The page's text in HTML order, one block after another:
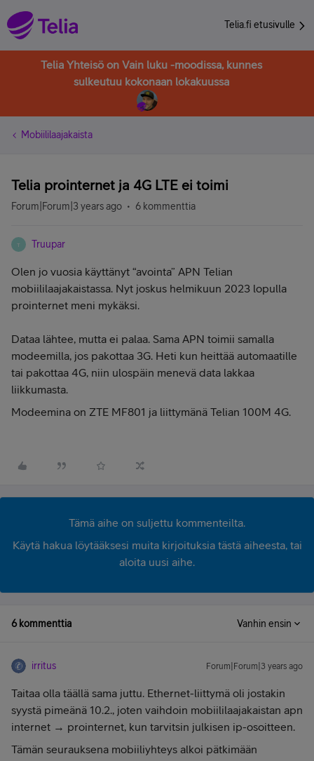
Telia.fi etusivulle
Telia Yhteisö on Vain luku -moodissa, kunnes
sulkeutuu kokonaan lokakuussa
Mobiililaajakaista
Telia prointernet ja 4G LTE ei toimi
Forum|Forum|3 years ago 6 kommenttia
T Truupar
Olen jo vuosia käyttänyt “avointa” APN Telian
mobiililaajakaistassa. Nyt joskus helmikuun 2023 lopulla
prointernet meni mykäksi.
Dataa lähtee, mutta ei palaa. Sama APN toimii samalla
modeemilla, jos pakottaa 3G. Heti kun heittää automaatille
tai pakottaa 4G, niin ulospäin menevä data lakkaa
liikkumasta.
Modeemina on ZTE MF801 ja liittymänä Telian 100M 4G.
Tämä aihe on suljettu kommenteilta.
Käytä hakua löytääksesi muita kirjoituksia tästä aiheesta, tai
aloita uusi aihe.
6 kommenttia Vanhin ensin
irritus Forum|Forum|3 years ago
Taitaa olla täällä sama juttu. Ethernet-liittymä oli jostakin
syystä pimeänä 10.2., joten vaihdoin mobiililaajakaistan apn
internet → prointernet, kun tarvitsin julkisen ip-osoitteen.
Tämän seurauksena mobiiliyhteys alkoi pätkimään